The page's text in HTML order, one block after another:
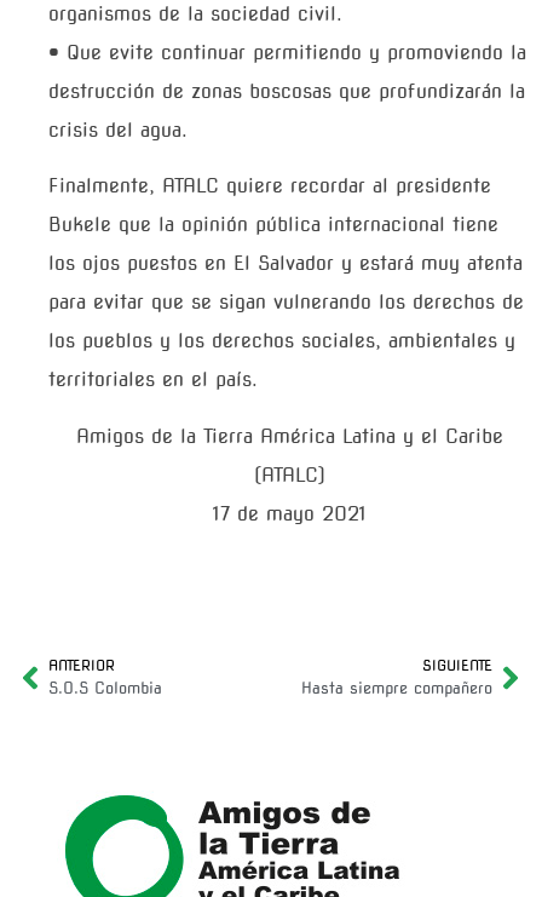
organismos de la sociedad civil.
• Que evite continuar permitiendo y promoviendo la
destrucción de zonas boscosas que profundizarán la
crisis del agua.
Finalmente, ATALC quiere recordar al presidente
Bukele que la opinión pública internacional tiene
los ojos puestos en El Salvador y estará muy atenta
para evitar que se sigan vulnerando los derechos de
los pueblos y los derechos sociales, ambientales y
territoriales en el país.
Amigos de la Tierra América Latina y el Caribe
(ATALC)
17 de mayo 2021
ANTERIOR
S.O.S Colombia
SIGUIENTE
Hasta siempre compañero